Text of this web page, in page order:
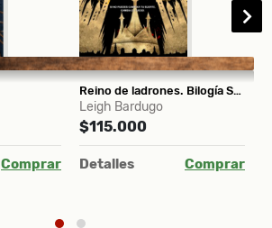
Comprar
Reino de ladrones. Bilogía Seis de cuervos vol 2
Leigh Bardugo
$115.000
Detalles Comprar